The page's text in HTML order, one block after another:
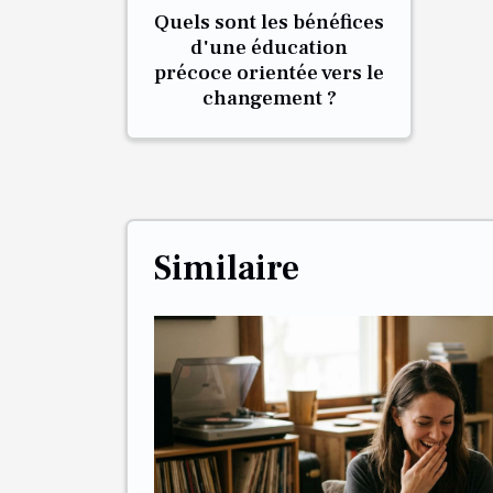
Quels sont les bénéfices
d'une éducation
précoce orientée vers le
changement ?
Similaire